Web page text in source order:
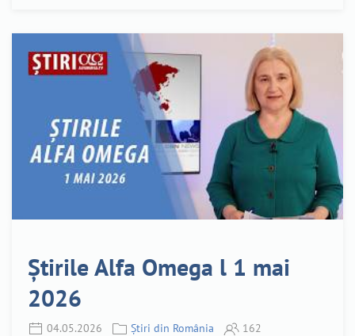
Știrile Alfa Omega l 1 mai
2026
04.05.2026 Știri din România 162